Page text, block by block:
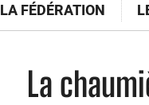
LA FÉDÉRATION
La